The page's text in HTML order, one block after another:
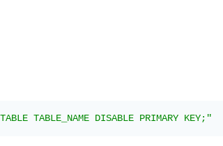
TABLE_NAME DISABLE PRIMARY KEY;"